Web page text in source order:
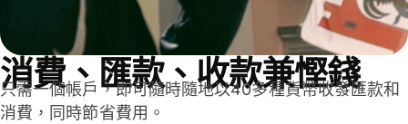
消費、匯款、收款兼慳錢
只需一個帳戶，即可隨時隨地以40多種貨幣收發匯款和
消費，同時節省費用。